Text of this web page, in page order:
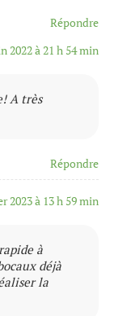
Répondre
2022 à 21 h 54 min
A très
Répondre
2023 à 13 h 59 min
à
déjà
la